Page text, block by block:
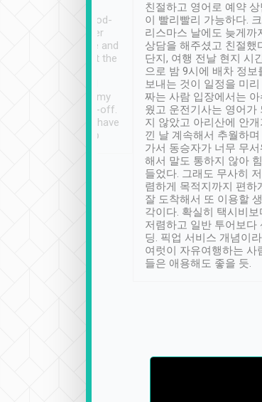
service, vehicles in good-
condition and the driver
service was awesome and
thoughtful. Driver went the
have safely arrived at my
destination after drop-off.
Definitely something I have
not seen elsewhere 👍
친절하고 영어로 예약
이 빨리빨리 가능하다. 크
리스마스 날에도 늦게까
상담을 해주셨고 친절했
단지, 여행 전날 현지 시
으로 밤 9시에 배차 정보
보내는 것이 일정을 미리
짜는 사람 입장에서는 아
웠고 운전기사는 영어가
지 않았고 아리산에 안
낀 날 계속해서 추월하며
가서 동승자가 너무 무서
해서 말도 통하지 않아 힘
들었다. 그래도 무사히 저
렴하게 목적지까지 편하
잘 도착해서 또 이용할 생
각이다. 확실히 택시비보
저렴하고 일반 투어보다
딩. 픽업 서비스 개념이라
여럿이 자유여행하는 사
들은 애용해도 좋을 듯.